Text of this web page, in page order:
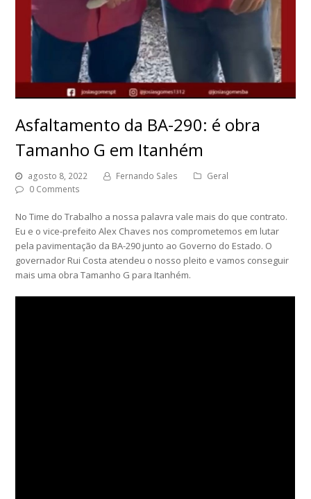
Asfaltamento da BA-290: é obra
Tamanho G em Itanhém
agosto 8, 2022 Fernando Sales
Geral
0 Comments
No Time do Trabalho a nossa palavra vale mais do que contrato.
Eu e o vice-prefeito Alex Chaves nos comprometemos em lutar
pela pavimentação da BA-290 junto ao Governo do Estado. O
governador Rui Costa atendeu o nosso pleito e vamos conseguir
mais uma obra Tamanho G para Itanhém.